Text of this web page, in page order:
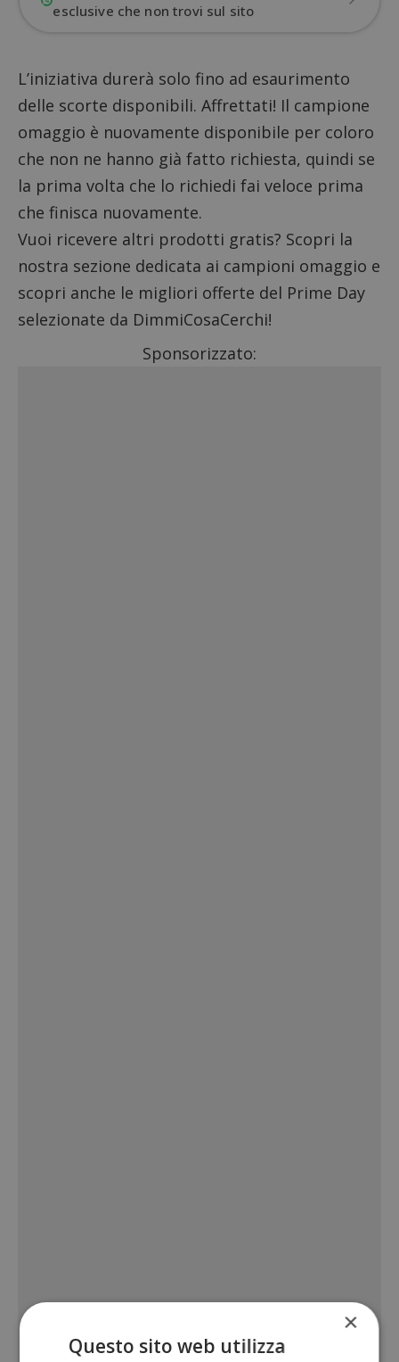
esclusive che non trovi sul sito
L’iniziativa durerà solo fino ad esaurimento
delle scorte disponibili. Affrettati! Il campione
omaggio è nuovamente disponibile per coloro
che non ne hanno già fatto richiesta, quindi se
la prima volta che lo richiedi fai veloce prima
che finisca nuovamente.
Vuoi ricevere altri prodotti gratis? Scopri la
nostra sezione dedicata ai campioni omaggio e
scopri anche le migliori offerte del Prime Day
selezionate da DimmiCosaCerchi!
Sponsorizzato:
×
Questo sito web utilizza